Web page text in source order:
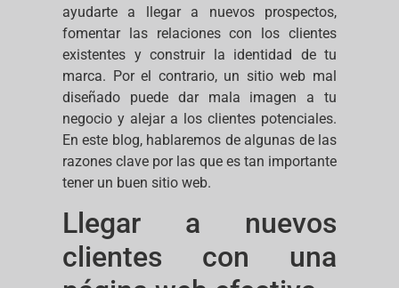
ayudarte a llegar a nuevos prospectos,
fomentar las relaciones con los clientes
existentes y construir la identidad de tu
marca. Por el contrario, un sitio web mal
diseñado puede dar mala imagen a tu
negocio y alejar a los clientes potenciales.
En este blog, hablaremos de algunas de las
razones clave por las que es tan importante
tener un buen sitio web.
Llegar a nuevos
clientes con una